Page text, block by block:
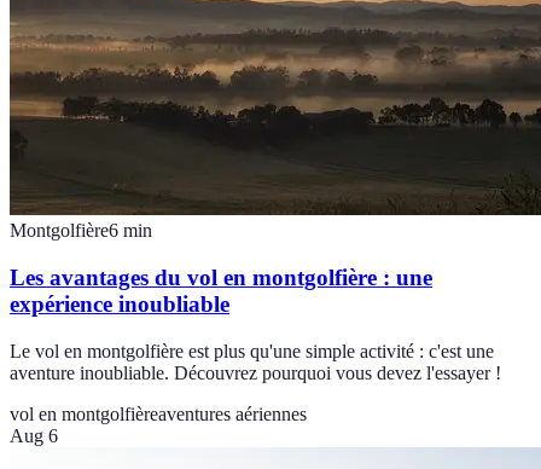
Montgolfière6 min
Les avantages du vol en montgolfière : une
expérience inoubliable
Le vol en montgolfière est plus qu'une simple activité : c'est une
aventure inoubliable. Découvrez pourquoi vous devez l'essayer !
vol en montgolfièreaventures aériennes
Aug 6